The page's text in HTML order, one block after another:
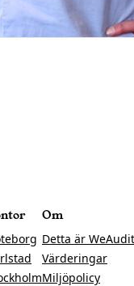
Om
Detta är WeAudit
Värderingar
Miljöpolicy